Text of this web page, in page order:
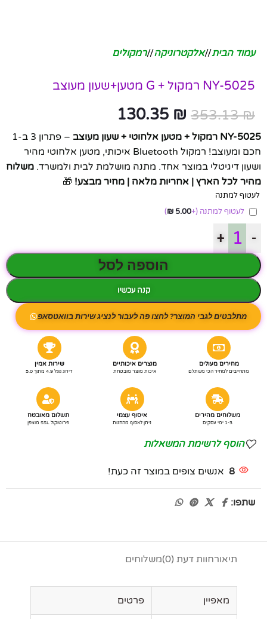
עמוד הבית/ אלקטרוניקה/ רמקולים
NY-5025 רמקול + G מטען+שעון מעוצב
353.13₪
130.35 ₪
NY-5025 רמקול + מטען אלחוטי + שעון מעוצב
– פתרון 3 ב-1
חכם ומעוצב! רמקול Bluetooth איכותי, מטען אלחוטי מהיר
ושעון דיגיטלי במוצר אחד. מתנה מושלמת לבית ולמשרד. משלוח
מהיר לכל הארץ | אחריות מלאה | מחיר מבצע! 🎁
לעטוף למתנה
לעטוף למתנה (+
5.00
₪
)
-
+
הוספה לסל
קנה עכשיו
מתלבטים לגבי המוצר? לחצו פה לעבור לנציג שירות בוואטסאפ
מחירים מעולים
מתחייבים למחיר הכי משתלם
מוצרים איכותיים
איכות מוצר מובטחת
שירות אמין
דירוג גוגל 4.9 מתוך 5.0
משלוחים מהירים
1-3 ימי עסקים
איסוף עצמי
ניתן לאסוף מהחנות
תשלום מאובטח
פרוטוקול SSL מוצפן
הוסף לרשימת המשאלות
8 אנשים צופים במוצר זה כעת!
שתפו:
תיאורחוות דעת (0) משלוחים
מאפיין פרטים